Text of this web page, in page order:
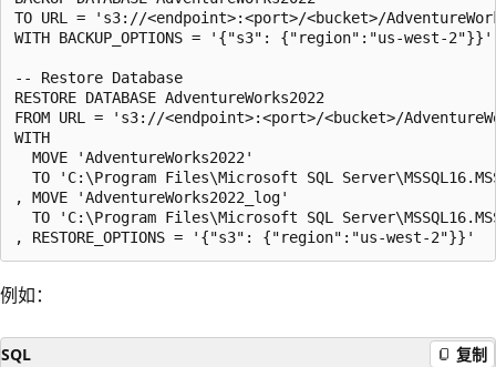
TO URL = 's3://<endpoint>:<port>/<bucket>/
WITH BACKUP_OPTIONS = '{"s3": {"region":"us-west-2"}}'
-- Restore Database
RESTORE DATABASE AdventureWorks2022
FROM URL = 's3://<endpoint>:<port>/<bucket>/
WITH
  MOVE 'AdventureWorks2022'
TO 'C:\Program Files\Microsoft SQL
, MOVE 'AdventureWorks2022_log'
TO 'C:\Program Files\Microsoft SQL
例如：
SQL 复制